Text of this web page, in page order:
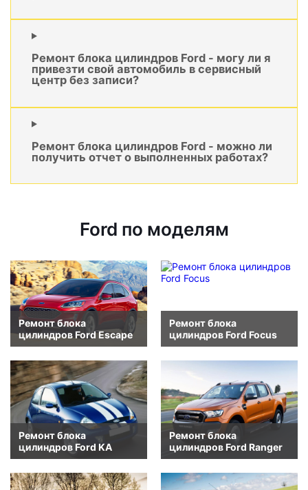
Ремонт блока цилиндров Ford - могу ли я
привезти свой автомобиль в сервисный
центр без записи?
Ремонт блока цилиндров Ford - можно ли
получить отчет о выполненных работах?
Ford по моделям
Ремонт блока
цилиндров Ford Escape
Ремонт блока
цилиндров Ford Focus
Ремонт блока
цилиндров Ford KA
Ремонт блока
цилиндров Ford Ranger